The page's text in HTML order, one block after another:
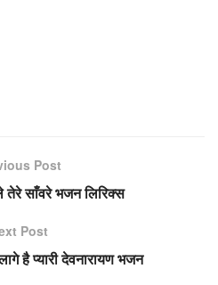
Post
तेरे साँवरे भजन लिरिक्स
Post
है प्यारी देवनारायण भजन